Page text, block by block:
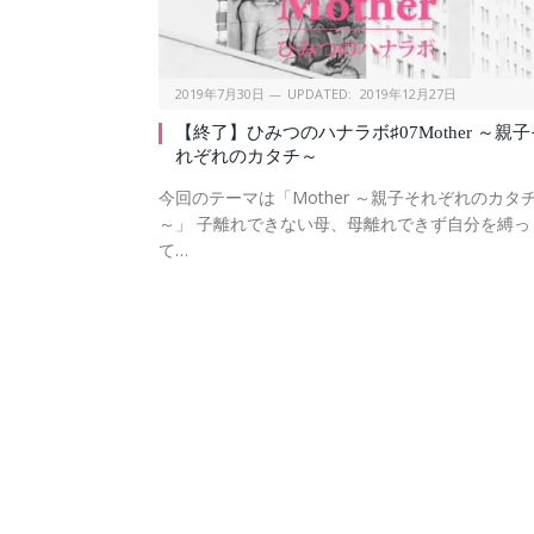
2019年7月30日 UPDATED: 2019年12月27日
【終了】ひみつのハナラボ♯07Mother ～親
れぞれのカタチ～
今回のテーマは「Mother ～親子それぞれのカタ
～」 子離れできない母、母離れできず自分を縛っ
て…